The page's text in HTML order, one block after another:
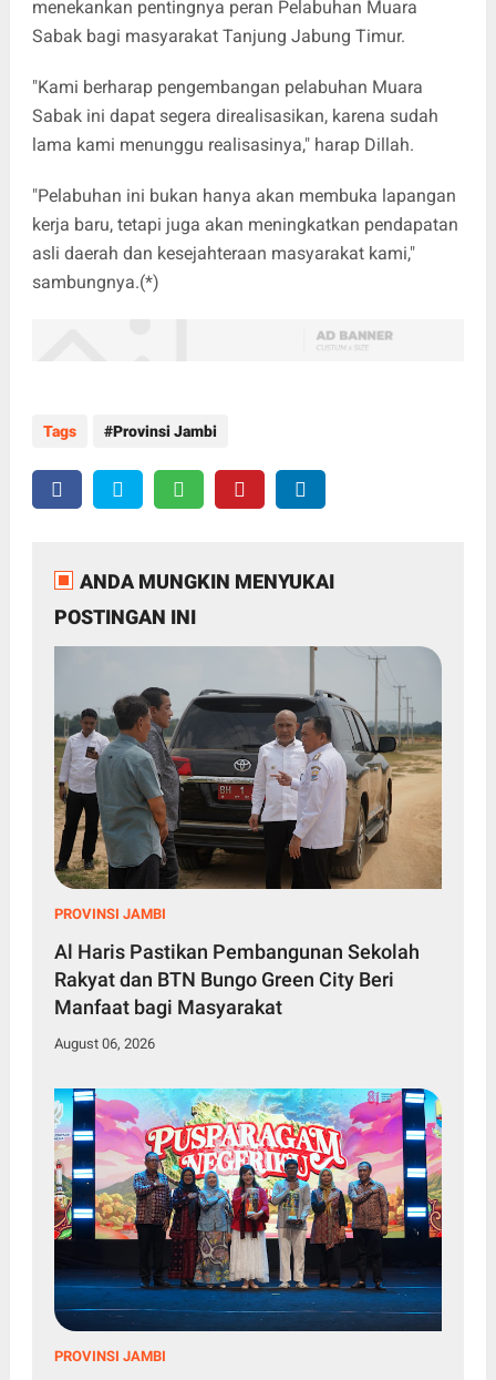
menekankan pentingnya peran Pelabuhan Muara
Sabak bagi masyarakat Tanjung Jabung Timur.
"Kami berharap pengembangan pelabuhan Muara
Sabak ini dapat segera direalisasikan, karena sudah
lama kami menunggu realisasinya," harap Dillah.
"Pelabuhan ini bukan hanya akan membuka lapangan
kerja baru, tetapi juga akan meningkatkan pendapatan
asli daerah dan kesejahteraan masyarakat kami,"
sambungnya.(*)
Tags Provinsi Jambi
ANDA MUNGKIN MENYUKAI
POSTINGAN INI
PROVINSI JAMBI
Al Haris Pastikan Pembangunan Sekolah
Rakyat dan BTN Bungo Green City Beri
Manfaat bagi Masyarakat
August 06, 2026
PROVINSI JAMBI